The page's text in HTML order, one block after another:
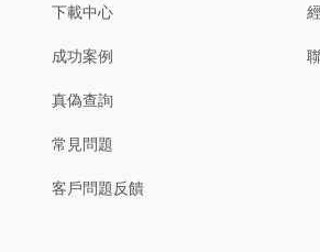
下載中心
成功案例
真偽查詢
常見問題
客戶問題反饋